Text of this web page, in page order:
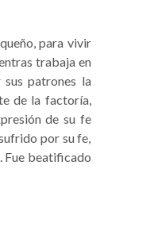
para vivir
trabaja en
patrones la
de la factoría,
de su fe
por su fe,
Fue beatificado